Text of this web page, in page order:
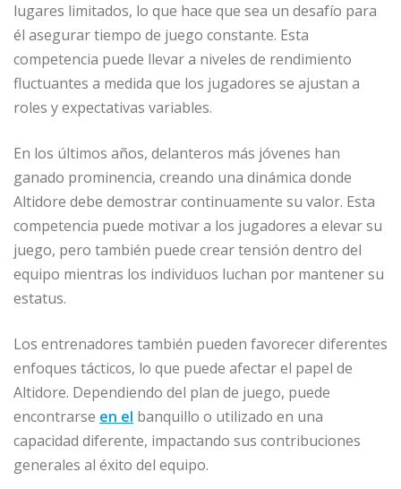
lugares limitados, lo que hace que sea un desafío para
él asegurar tiempo de juego constante. Esta
competencia puede llevar a niveles de rendimiento
fluctuantes a medida que los jugadores se ajustan a
roles y expectativas variables.
En los últimos años, delanteros más jóvenes han
ganado prominencia, creando una dinámica donde
Altidore debe demostrar continuamente su valor. Esta
competencia puede motivar a los jugadores a elevar su
juego, pero también puede crear tensión dentro del
equipo mientras los individuos luchan por mantener su
estatus.
Los entrenadores también pueden favorecer diferentes
enfoques tácticos, lo que puede afectar el papel de
Altidore. Dependiendo del plan de juego, puede
encontrarse en el banquillo o utilizado en una
capacidad diferente, impactando sus contribuciones
generales al éxito del equipo.